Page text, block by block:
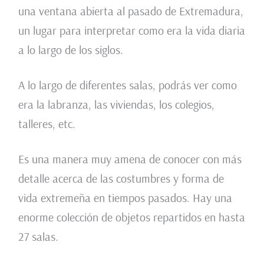
una ventana abierta al pasado de Extremadura,
un lugar para interpretar como era la vida diaria
a lo largo de los siglos.
A lo largo de diferentes salas, podrás ver como
era la labranza, las viviendas, los colegios,
talleres, etc.
Es una manera muy amena de conocer con más
detalle acerca de las costumbres y forma de
vida extremeña en tiempos pasados. Hay una
enorme colección de objetos repartidos en hasta
27 salas.